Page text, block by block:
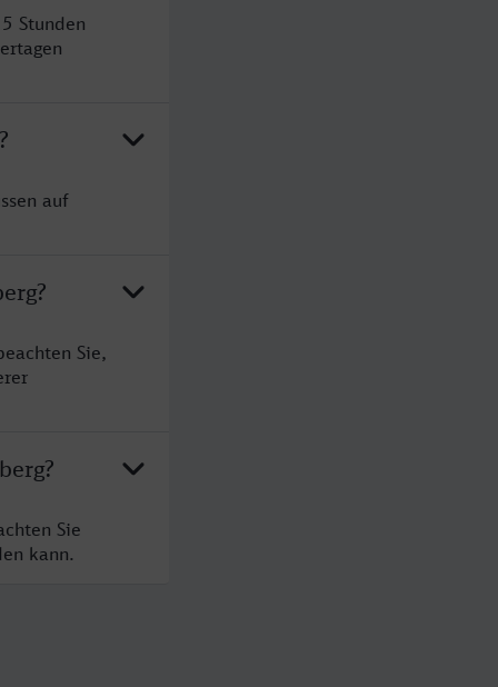
Stunden
auf
Sie,
Sie
kann.